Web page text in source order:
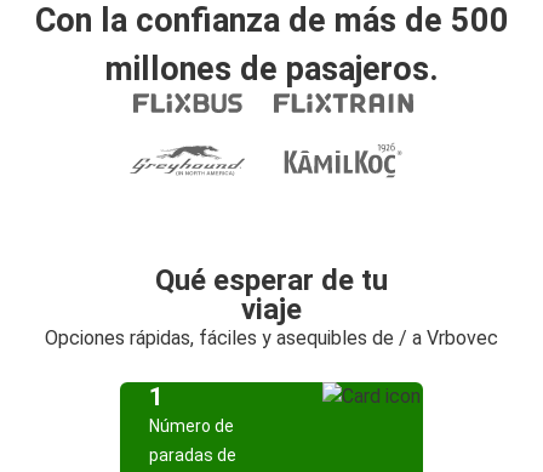
Con la confianza de más de 500
millones de pasajeros.
Qué esperar de tu
viaje
Opciones rápidas, fáciles y asequibles de / a Vrbovec
1
Número de
paradas de